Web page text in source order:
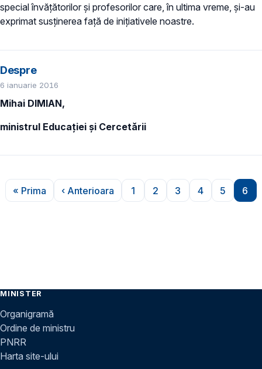
special învățătorilor și profesorilor care, în ultima vreme, și-au
exprimat susținerea față de inițiativele noastre.
Despre
6 ianuarie 2016
Mihai DIMIAN,
ministrul Educației și Cercetării
Paginare
Prima pagină
« Prima
Pagina anterioară
‹ Anterioara
Pagina
1
Pagina
2
Pagina
3
Pagina
4
Pagina
5 6
MINISTER
Organigramă
Ordine de ministru
PNRR
Harta site-ului